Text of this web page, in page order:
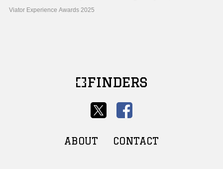
ーが2年連続で受賞
Viator Experience Awards 2025
ABOUT CONTACT